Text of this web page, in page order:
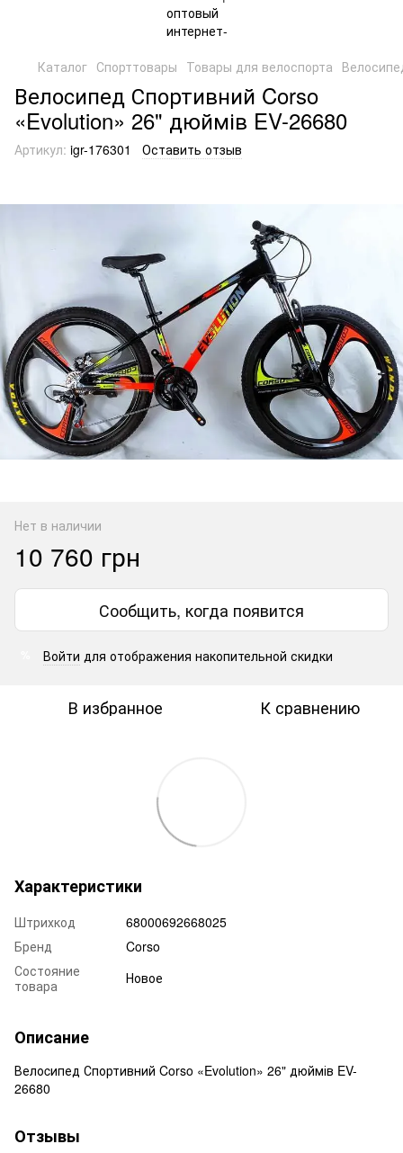
Каталог Спорттовары Товары для велоспорта
Велоcипед Спортивний Corso
«Evolution» 26" дюймів EV-26680
Артикул: igr-176301 Оставить отзыв
Нет в наличии
10 760 грн
Сообщить, когда появится
Войти для отображения накопительной скидки
В избранное К сравнению
Характеристики
Штрихкод
68000692668025
Бренд
Corso
Состояние
товара
Новое
Описание
Велоcипед Спортивний Corso «Evolution» 26" дюймів EV-
26680
Отзывы